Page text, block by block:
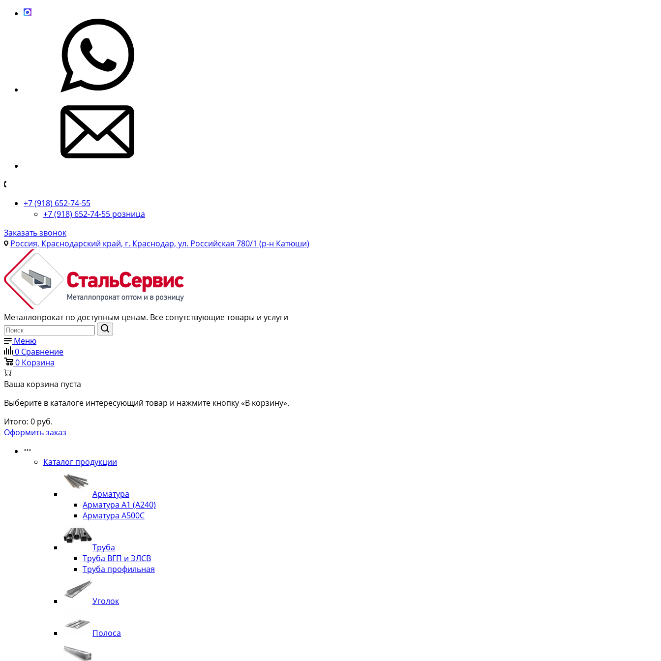
+7 (918) 652-74-55
+7 (918) 652-74-55 розница
Заказать звонок
Россия, Краснодарский край, г. Краснодар, ул. Российская 780/1 (р-н Катюши)
Металлопрокат по доступным ценам. Все сопутствующие товары и услуги
Меню
0 Сравнение
0 Корзина
Ваша корзина пуста
Выберите в каталоге интересующий товар и нажмите кнопку «В корзину».
Итого: 0 руб.
Оформить заказ
Каталог продукции
Арматура
Арматура А1 (А240)
Арматура А500С
Труба
Труба ВГП и ЭЛСВ
Труба профильная
Уголок
Полоса